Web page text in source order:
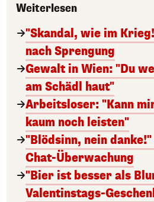
Weiterlesen
"Skandal, wie im
nach Sprengung
Gewalt in Wien: "Du
am Schädl haut"
Arbeitsloser: "Kann
kaum noch leisten"
"Blödsinn, nein
Chat-Überwachung
"Bier ist besser als
Valentinstags-